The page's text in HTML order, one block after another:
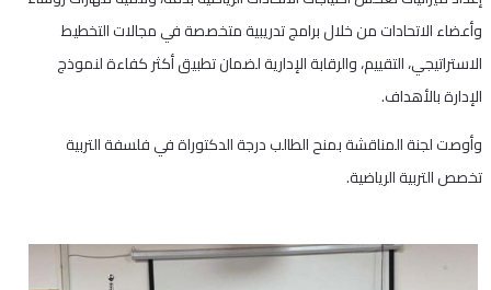
وأعضاء الاتحادات من خلال برامج تدريبية متخصصة في مجالات التخطيط
الاستراتيجي، التقييم، والرقابة الإدارية لضمان تطبيق أكثر كفاءة لنموذج
الإدارة بالأهداف.
وأوصت لجنة المناقشة بمنح الطالب درجة الدكتوراة في فلسفة التربية
تخصص التربية الرياضية.